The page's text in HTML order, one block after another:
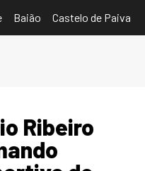
Baião Castelo de Paiva
Ribeiro